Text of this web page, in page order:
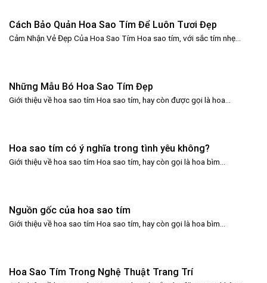
Cách Bảo Quản Hoa Sao Tím Để Luôn Tươi Đẹp
Cảm Nhận Vẻ Đẹp Của Hoa Sao Tím Hoa sao tím, với sắc tím nhẹ...
Những Mẫu Bó Hoa Sao Tím Đẹp
Giới thiệu về hoa sao tím Hoa sao tím, hay còn được gọi là hoa...
Hoa sao tím có ý nghĩa trong tình yêu không?
Giới thiệu về hoa sao tím Hoa sao tím, hay còn gọi là hoa bìm...
Nguồn gốc của hoa sao tím
Giới thiệu về hoa sao tím Hoa sao tím, hay còn gọi là hoa bìm...
Hoa Sao Tím Trong Nghệ Thuật Trang Trí